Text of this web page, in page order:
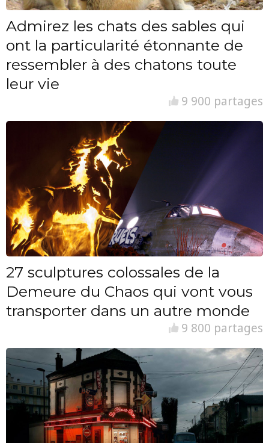
Admirez les chats des sables qui
ont la particularité étonnante de
ressembler à des chatons toute
leur vie
9 900 partages
27 sculptures colossales de la
Demeure du Chaos qui vont vous
transporter dans un autre monde
9 800 partages